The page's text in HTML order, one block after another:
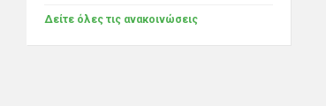
Δείτε όλες τις ανακοινώσεις